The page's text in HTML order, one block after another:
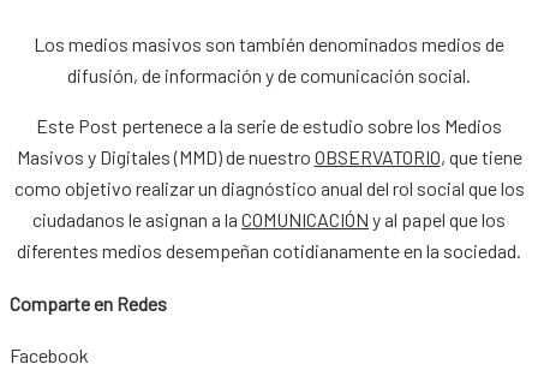
Los medios masivos son también denominados medios de
difusión, de información y de comunicación social.
Este Post pertenece a la serie de estudio sobre los Medios
Masivos y Digitales (MMD) de nuestro OBSERVATORIO, que tiene
como objetivo realizar un diagnóstico anual del rol social que los
ciudadanos le asignan a la COMUNICACIÓN y al papel que los
diferentes medios desempeñan cotidianamente en la sociedad.
Comparte en Redes
Facebook